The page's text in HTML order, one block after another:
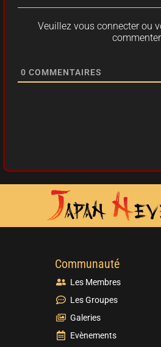
Veuillez vous connecter ou
commenter
0 COMMENTAIRES
Communauté
Les Membres
Les Groupes
Galeries
Evènements